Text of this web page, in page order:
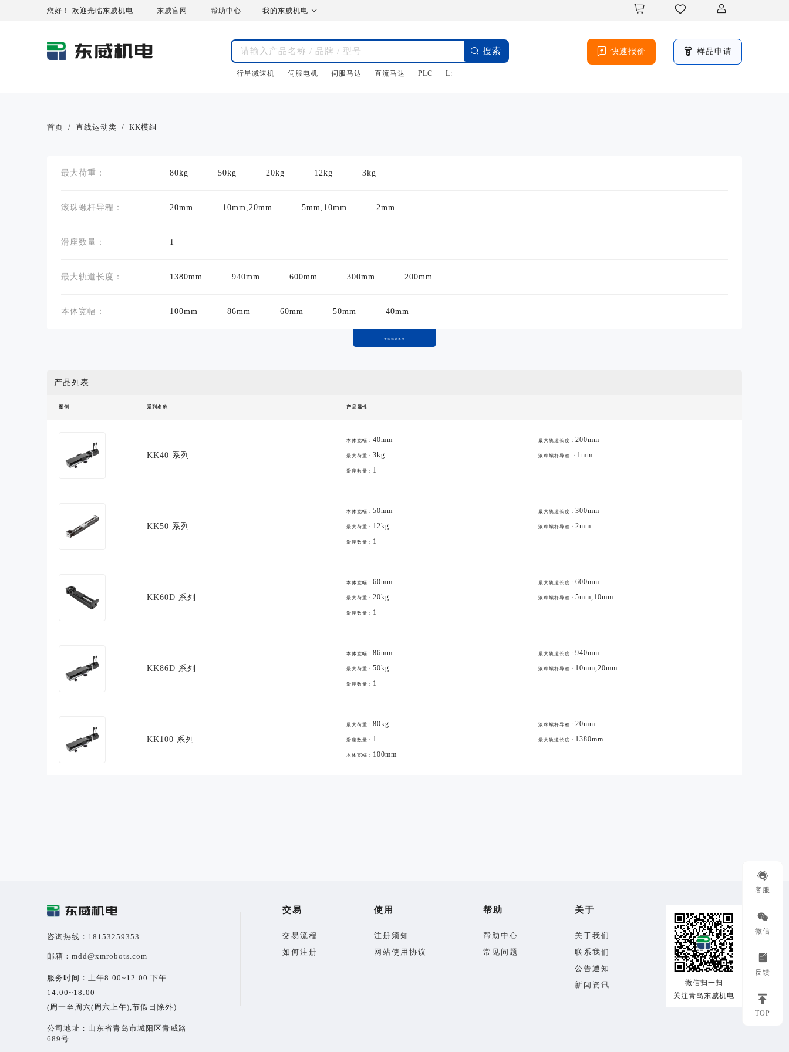
您好！ 欢迎光临东威机电 东威官网 帮助中心 我的东威机电    
 搜索
行星减速机 伺服电机 伺服马达 直流马达 PLC L:
 快速报价  样品申请
首页 / 直线运动类 / KK模组
最大荷重： 80kg 50kg 20kg 12kg 3kg
滚珠螺杆导程： 20mm 10mm,20mm 5mm,10mm 2mm
滑座数量： 1
最大轨道长度： 1380mm 940mm 600mm 300mm 200mm
本体宽幅： 100mm 86mm 60mm 50mm 40mm
滑座數量：
更多筛选条件
产品列表
图例 系列名称 产品属性
KK40 系列
本体宽幅： 40mm 最大轨道长度： 200mm
最大荷重： 3kg 滚珠螺杆导程 ： 1mm
滑座數量： 1
KK50 系列
本体宽幅： 50mm 最大轨道长度： 300mm
最大荷重： 12kg 滚珠螺杆导程： 2mm
滑座数量： 1
KK60D 系列
本体宽幅： 60mm 最大轨道长度： 600mm
最大荷重： 20kg 滚珠螺杆导程： 5mm,10mm
滑座数量： 1
KK86D 系列
本体宽幅： 86mm 最大轨道长度： 940mm
最大荷重： 50kg 滚珠螺杆导程： 10mm,20mm
滑座数量： 1
KK100 系列
最大荷重： 80kg 滚珠螺杆导程： 20mm
滑座数量： 1 最大轨道长度： 1380mm
本体宽幅： 100mm

客服

微信

反馈

TOP
咨询热线：18153259353
邮箱：mdd@xmrobots.com
服务时间：上午8:00~12:00 下午
14:00~18:00
(周一至周六(周六上午),节假日除外）
公司地址：山东省青岛市城阳区青威路
689号
交易
交易流程
如何注册
使用
注册须知
网站使用协议
帮助
帮助中心
常见问题
关于
关于我们
联系我们
公告通知
新闻资讯
微信扫一扫
关注青岛东威机电